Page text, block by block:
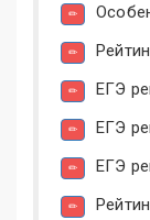
ЕГЭ
ЕГЭ
ЕГЭ